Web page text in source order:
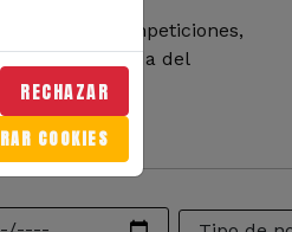
eventos, competiciones,
te pierdas nada del
RECHAZAR
COOKIES